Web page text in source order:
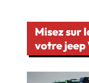
Misez sur
votre jeep